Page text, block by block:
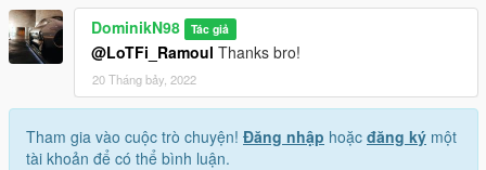
DominikN98 Tác giả
@LoTFi_Ramoul Thanks bro!
20 Tháng bảy, 2022
Tham gia vào cuộc trò chuyện! Đăng nhập hoặc đăng ký một
tài khoản để có thể bình luận.